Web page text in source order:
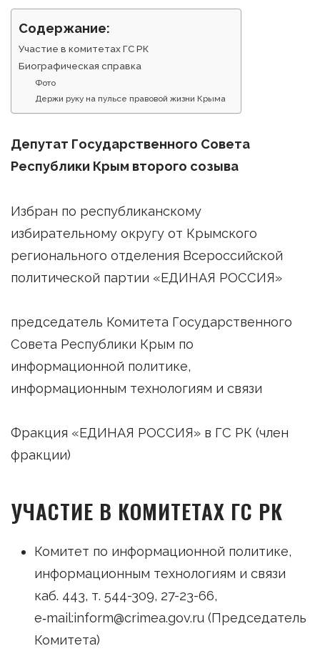
Содержание:
Участие в комитетах ГС РК
Биографическая справка
Фото
Держи руку на пульсе правовой жизни Крыма
Депутат Государственного Совета
Республики Крым второго созыва
Избран по республиканскому
избирательному округу от Крымского
регионального отделения Всероссийской
политической партии «ЕДИНАЯ РОССИЯ»
председатель Комитета Государственного
Совета Республики Крым по
информационной политике,
информационным технологиям и связи
Фракция «ЕДИНАЯ РОССИЯ» в ГС РК (член
фракции)
УЧАСТИЕ В КОМИТЕТАХ ГС РК
Комитет по информационной политике,
информационным технологиям и связи
каб. 443, т. 544-309, 27-23-66,
e‑mail:inform@crimea.gov.ru (Председатель
Комитета)